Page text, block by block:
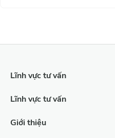
Lĩnh vực tư vấn
Lĩnh vực tư vấn
Giới thiệu